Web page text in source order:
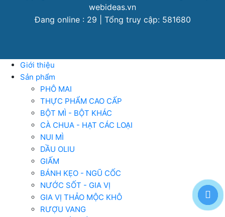
webideas.vn
Đang online : 29 | Tổng truy cập: 581680
Giới thiệu
Sản phẩm
PHÔ MAI
THỰC PHẨM CAO CẤP
BỘT MÌ - BỘT KHÁC
CÀ CHUA - HẠT CÁC LOẠI
NUI MÌ
DẦU OLIU
GIẤM
BÁNH KẸO - NGŨ CỐC
NƯỚC SỐT - GIA VỊ
GIA VỊ THẢO MỘC KHÔ
RƯỢU VANG